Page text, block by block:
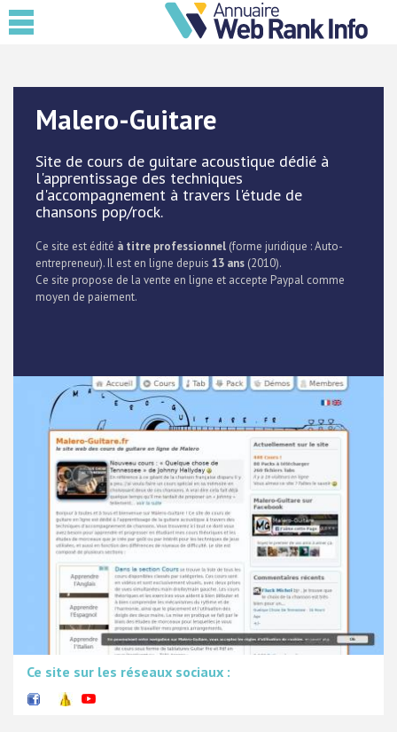
Malero-Guitare
Site de cours de guitare acoustique dédié à
l'apprentissage des techniques
d'accompagnement à travers l'étude de
chansons pop/rock.
Ce site est édité à titre professionnel (forme juridique : Auto-
entrepreneur). Il est en ligne depuis 13 ans (2010).
Ce site propose de la vente en ligne et accepte Paypal comme
moyen de paiement.
Ce site sur les réseaux sociaux :